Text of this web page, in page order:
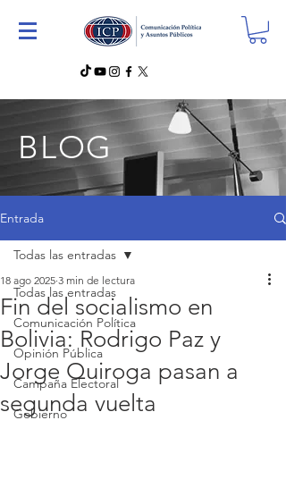
BLOG
Entrada
Todas las entradas
Comunicación Política
Opinión Pública
Campaña Electoral
Gobierno
Todas las entradas
Fin del socialismo en
Bolivia: Rodrigo Paz y
Jorge Quiroga pasan a
segunda vuelta
18 ago 2025 3 min de lectura